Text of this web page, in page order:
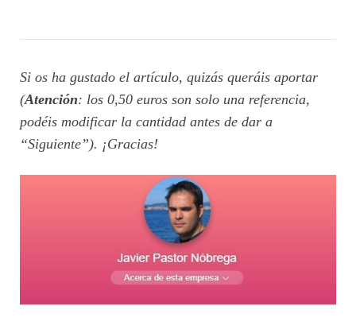
Si os ha gustado el artículo, quizás queráis aportar
(Atención: los 0,50 euros son solo una referencia,
podéis modificar la cantidad antes de dar a
“Siguiente”). ¡Gracias!